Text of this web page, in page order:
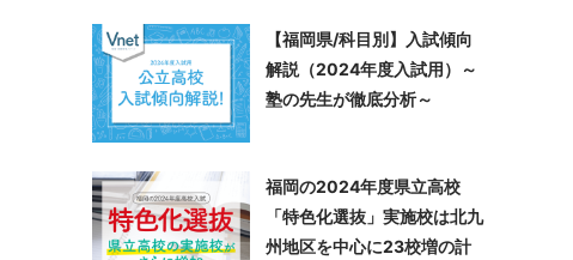
【福岡県/科目別】入試傾向
解説（2024年度入試用）～
塾の先生が徹底分析～
福岡の2024年度県立高校
「特色化選抜」実施校は北九
州地区を中心に23校増の計